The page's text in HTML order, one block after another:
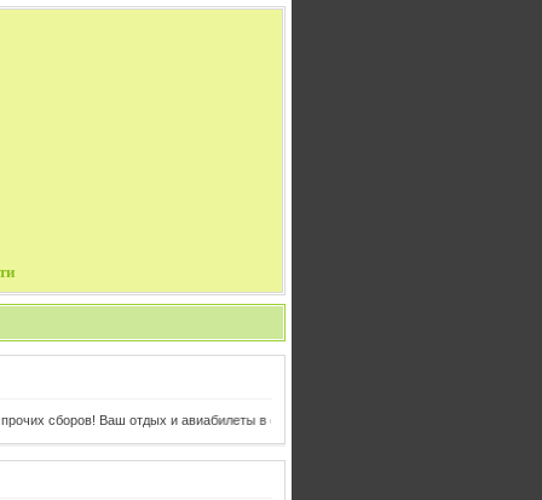
Ваш отдых и авиабилеты в одном клике от Вас!